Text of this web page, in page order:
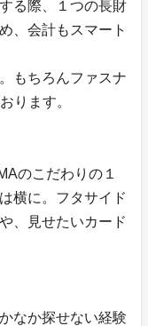
る際、１つの長財
、会計もスマート
もちろんファスナ
ります。
のこだわりの１
横に。フタサイド
、見せたいカード
なか探せない経験